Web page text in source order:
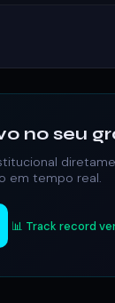
no seu
em tempo real.
📊 Track record